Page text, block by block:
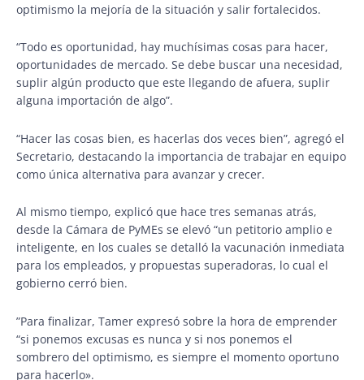
optimismo la mejoría de la situación y salir fortalecidos.
“Todo es oportunidad, hay muchísimas cosas para hacer,
oportunidades de mercado. Se debe buscar una necesidad,
suplir algún producto que este llegando de afuera, suplir
alguna importación de algo”.
“Hacer las cosas bien, es hacerlas dos veces bien”, agregó el
Secretario, destacando la importancia de trabajar en equipo
como única alternativa para avanzar y crecer.
Al mismo tiempo, explicó que hace tres semanas atrás,
desde la Cámara de PyMEs se elevó “un petitorio amplio e
inteligente, en los cuales se detalló la vacunación inmediata
para los empleados, y propuestas superadoras, lo cual el
gobierno cerró bien.
”Para finalizar, Tamer expresó sobre la hora de emprender
“si ponemos excusas es nunca y si nos ponemos el
sombrero del optimismo, es siempre el momento oportuno
para hacerlo».